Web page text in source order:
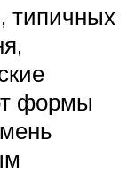
типичных
формы